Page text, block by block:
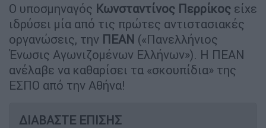
Ο υποσμηναγός Κωνσταντίνος Περρίκος είχε
ιδρύσει μία από τις πρώτες αντιστασιακές
οργανώσεις, την ΠΕΑΝ («Πανελλήνιος
Ένωσις Αγωνιζομένων Ελλήνων»). Η ΠΕΑΝ
ανέλαβε να καθαρίσει τα «σκουπίδια» της
ΕΣΠΟ από την Αθήνα!
ΔΙΑΒΑΣΤΕ ΕΠΙΣΗΣ